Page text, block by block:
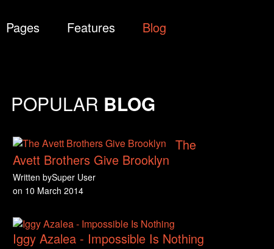
Pages Features Blog
POPULAR BLOG
The
Avett Brothers Give Brooklyn
Written bySuper User
on 10 March 2014
Iggy Azalea - Impossible Is Nothing